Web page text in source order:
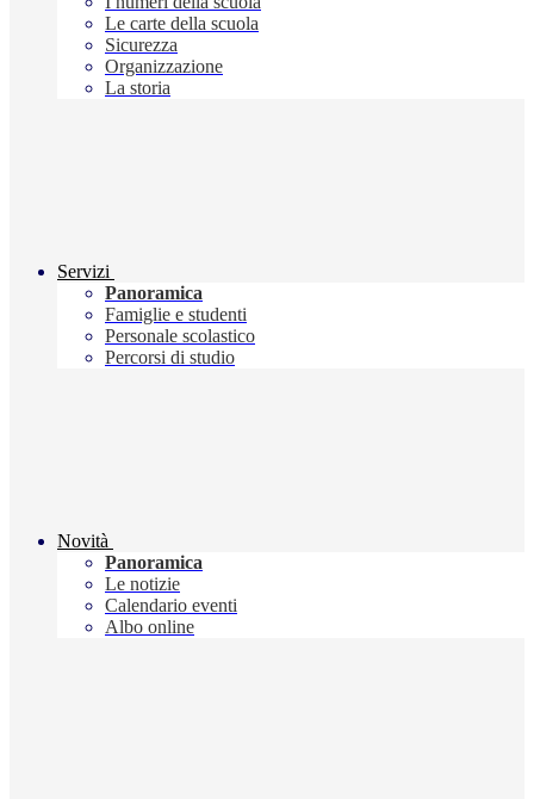
Le carte della scuola
Sicurezza
Organizzazione
La storia
Servizi
Panoramica
Famiglie e studenti
Personale scolastico
Percorsi di studio
Novità
Panoramica
Le notizie
Calendario eventi
Albo online